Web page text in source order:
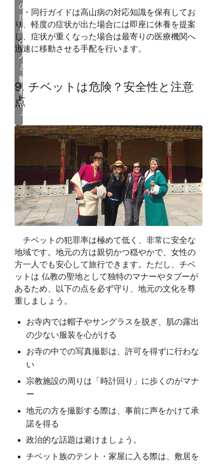
・同行ガイドは高山病の対応知識を保有してお
り、軽度の症状が出た場合には即座に休養を提案
し、症状が重くなった場合は最寄りの医療機関へ
迅速に移動させる手配を行います。
9. チベットは危険？安全性と注意
点
の
現
地
の
人々
と
触
れ
合
う
チベットの犯罪率は極めて低く、非常に安全な
地域です。地元の方は親切かつ穏やかで、女性の
方一人でも安心して旅行できます。ただし、チベ
ットは 仏教の聖地として独特のマナーやタブーが
あるため、以下の点を必ず守り、地元の文化を尊
重しましょう。
お寺内では帽子やサングラスを脱ぎ、肌の露出
の少ない服装を心がける
お寺の中での写真撮影は、許可を得ずに行わな
い
宗教施設の周りは「時計回り」に歩くのがマナ
ー
地元の方を撮影する際は、事前に声をかけて承
諾を得る
政治的な話題は避けましょう。
チベット族のテント・家屋に入る際は、敷居を